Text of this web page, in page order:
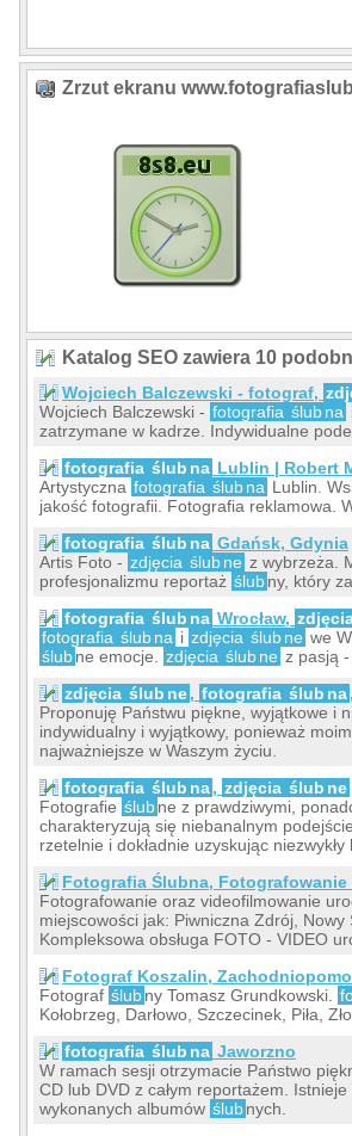
Zrzut ekranu
Katalog SEO zawiera 10
Wojciech Balczewski - fotograf,
Wojciech Balczewski - fotografia ślubna
zatrzymane w kadrze. Indywidualne
fotografia ślub na Lublin | Robert
Artystyczna fotografia ślubna Lublin.
jakość fotografii. Fotografia reklamowa.
fotografia ślub na Gdańsk, Gdynia
Artis Foto - zdjęcia ślubne z wybrzeża.
profesjonalizmu reportaż ślubny, który
fotografia ślub na Wrocław,
fotografia ślubna i zdjęcia ślubne we
ślubne emocje. zdjęcia ślubne z pasją -
zdjęcia ślub ne, fotografia ślub na
Proponuję Państwu piękne, wyjątkowe i
indywidualny i wyjątkowy, ponieważ
najważniejsze w Waszym życiu.
fotografia ślub na, zdjęcia ślub ne
Fotografie ślubne z prawdziwymi,
charakteryzują się niebanalnym
rzetelnie i dokładnie uzyskując niezwykły
Fotografia Ślubna, Fotografowanie
Fotografowanie oraz videofilmowanie
miejscowości jak: Piwniczna Zdrój,
Kompleksowa obsługa FOTO - VIDEO
Fotograf Koszalin,
Fotograf ślubny Tomasz Grundkowski.
Kołobrzeg, Darłowo, Szczecinek, Piła,
fotografia ślub na Jaworzno
W ramach sesji otrzymacie Państwo
CD lub DVD z całym reportażem.
wykonanych albumów ślubnych.